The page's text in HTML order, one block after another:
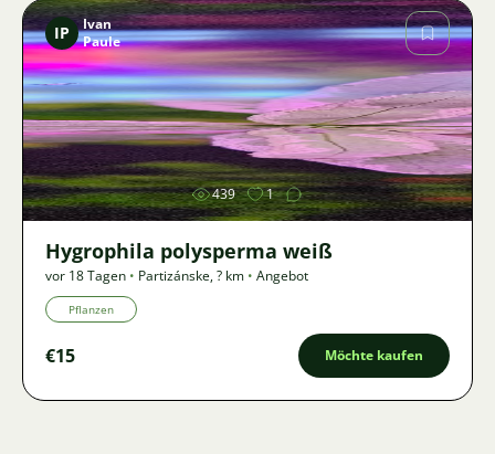
Bild
IP
Ivan
Paule
439 1
Hygrophila polysperma weiß
vor 18 Tagen • Partizánske,? km • Angebot
Pflanzen
€15 Möchte kaufen